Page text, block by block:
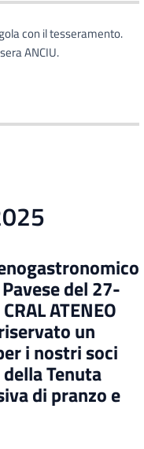
con il tesseramento.
ANCIU.
del 27-
ATENEO
un
i nostri soci
Tenuta
di pranzo e